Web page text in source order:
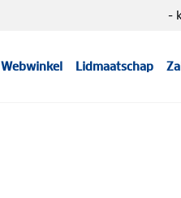
Webwinkel Lidmaatschap
-